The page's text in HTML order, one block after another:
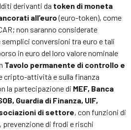
derivanti da token di moneta
all’euro(euro-token), come
non saranno considerate
semplici conversioni tra euro e tali
in euro del loro valore nominale
Tavolo permanente di controllo e
cripto-attività e sulla finanza
la partecipazione di MEF, Banca
Guardia di Finanza, UIF,
di settore, con funzioni di
di frodi e rischi